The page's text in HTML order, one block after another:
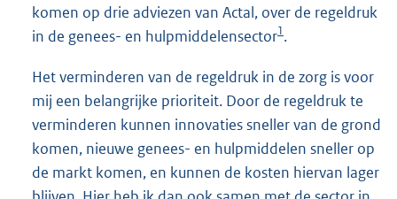
komen op drie adviezen van Actal, over de regeldruk
in de genees- en hulpmiddelensector1.
Het verminderen van de regeldruk in de zorg is voor
mij een belangrijke prioriteit. Door de regeldruk te
verminderen kunnen innovaties sneller van de grond
komen, nieuwe genees- en hulpmiddelen sneller op
de markt komen, en kunnen de kosten hiervan lager